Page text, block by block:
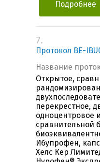
Подробнее
7.
Протокол BE-
Название
Открытое,
перекрестное,
одноцентровое
сравнительной
Ибупрофен,
Хелс Кер